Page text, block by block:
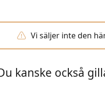
Vi säljer inte den
kanske också